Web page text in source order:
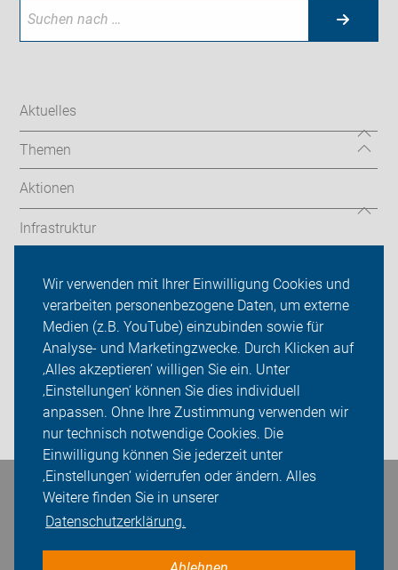
Wir verwenden mit Ihrer Einwilligung Cookies und
verarbeiten personenbezogene Daten, um externe
Medien (z.B. YouTube) einzubinden sowie für
Analyse- und Marketingzwecke. Durch Klicken auf
‚Alles akzeptieren‘ willigen Sie ein. Unter
‚Einstellungen‘ können Sie dies individuell
anpassen. Ohne Ihre Zustimmung verwenden wir
nur technisch notwendige Cookies. Die
Einwilligung können Sie jederzeit unter
‚Einstellungen‘ widerrufen oder ändern. Alles
Weitere finden Sie in unserer
Datenschutzerklärung.
Aktuelles
Themen
Aktionen
Infrastruktur
ADFC Burgwedel
Sei dabei
Presse
Login
Bleiben Sie in Kontakt